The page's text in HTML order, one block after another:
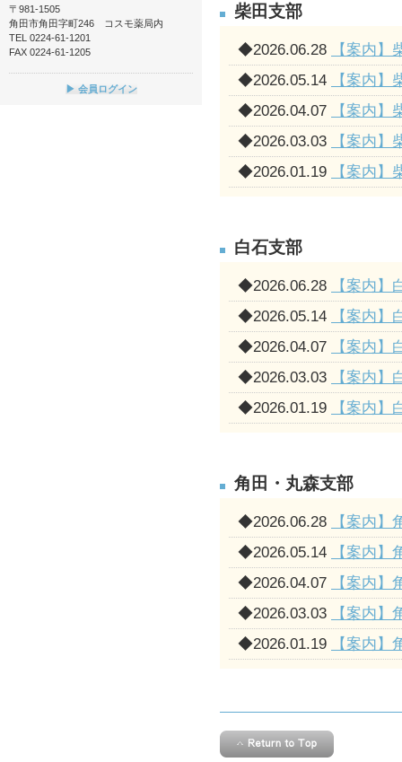
〒981-1505
角田市角田字町246 コスモ薬局内
TEL 0224-61-1201
FAX 0224-61-1205
▶ 会員ログイン
柴田支部
◆2026.06.28
【案内
◆2026.05.14
【案内
◆2026.04.07
【案内
◆2026.03.03
【案内
◆2026.01.19 【案内
白石支部
◆2026.06.28
【案内
◆2026.05.14
【案内
◆2026.04.07
【案内
◆2026.03.03
【案内
◆2026.01.19 【案内
角田・丸森支部
◆2026.06.28
【案内
◆2026.05.14
【案内
◆2026.04.07
【案内
◆2026.03.03
【案内
◆2026.01.19 【案内